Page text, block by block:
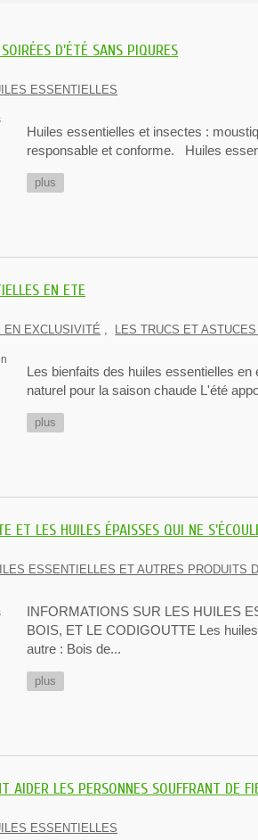
D'ÉTÉ SANS PIQURES
ESSENTIELLES
Huiles essentielles et insectes :
responsable et conforme. Huiles
plus
EN ETE
EN EXCLUSIVITÉ , LES TRUCS ET
Les bienfaits des huiles essentielles
naturel pour la saison chaude L'été
plus
ET LES HUILES ÉPAISSES QUI NE
ESSENTIELLES ET AUTRES PRODUITS
INFORMATIONS SUR LES HUILES
BOIS, ET LE CODIGOUTTE Les
autre : Bois de...
plus
AIDER LES PERSONNES SOUFFRANT DE
ESSENTIELLES